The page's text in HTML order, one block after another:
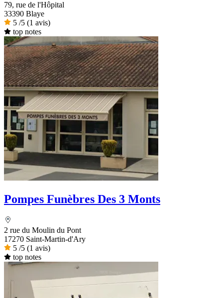
79, rue de l'Hôpital
33390 Blaye
5 /5 (1 avis)
top notes
Pompes Funèbres Des 3 Monts
2 rue du Moulin du Pont
17270 Saint-Martin-d'Ary
5 /5 (1 avis)
top notes